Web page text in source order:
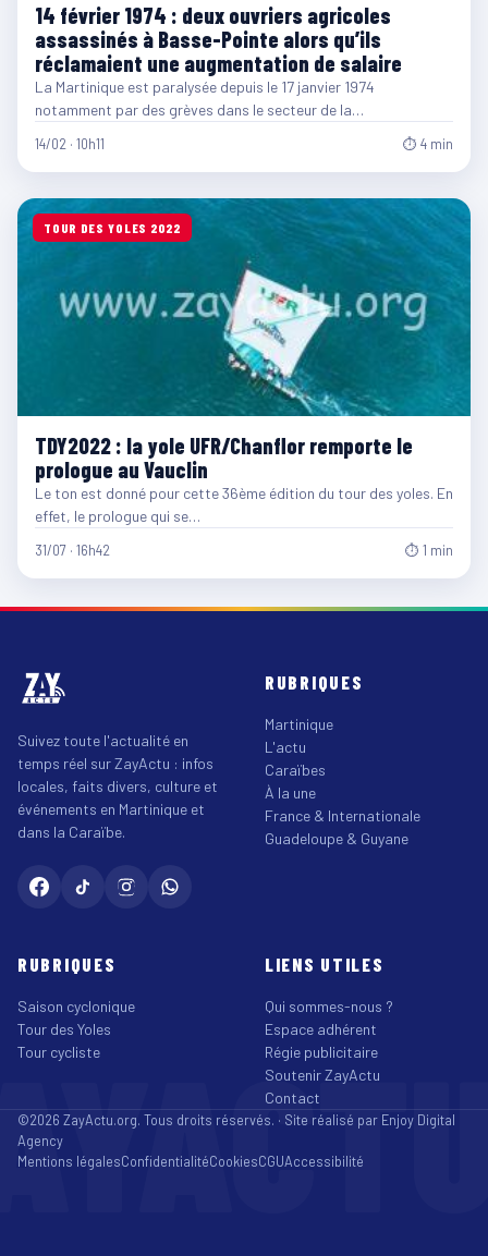
14 février 1974 : deux ouvriers agricoles
assassinés à Basse-Pointe alors qu’ils
réclamaient une augmentation de salaire
La Martinique est paralysée depuis le 17 janvier 1974
notamment par des grèves dans le secteur de la…
14/02 · 10h11 ⏱ 4 min
TOUR DES YOLES 2022
TDY2022 : la yole UFR/Chanflor remporte le
prologue au Vauclin
Le ton est donné pour cette 36ème édition du tour des yoles. En
effet, le prologue qui se…
31/07 · 16h42 ⏱ 1 min
Suivez toute l'actualité en
temps réel sur ZayActu : infos
locales, faits divers, culture et
événements en Martinique et
dans la Caraïbe.
RUBRIQUES
Martinique
L'actu
Caraïbes
À la une
France & Internationale
Guadeloupe & Guyane
RUBRIQUES
Saison cyclonique
Tour des Yoles
Tour cycliste
LIENS UTILES
Qui sommes-nous ?
Espace adhérent
Régie publicitaire
Soutenir ZayActu
Contact
©2026 ZayActu.org. Tous droits réservés. · Site réalisé par Enjoy Digital
Agency
Mentions légalesConfidentialitéCookiesCGUAccessibilité